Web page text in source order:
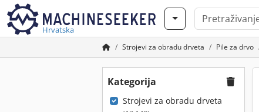
Hrvatska
Strojevi za obradu drveta Pile za drvo
Kategorija
Strojevi za obradu drveta